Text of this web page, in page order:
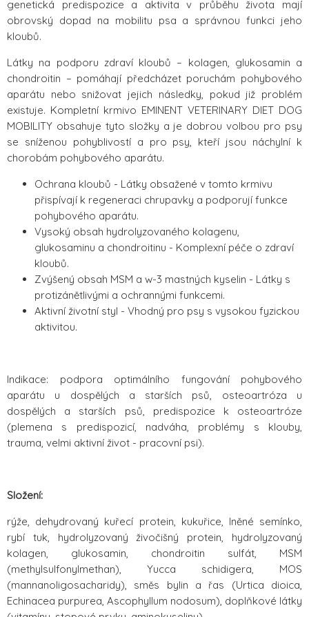
genetická predispozice a aktivita v průběhu života mají
obrovský dopad na mobilitu psa a správnou funkci jeho
kloubů.
Látky na podporu zdraví kloubů – kolagen, glukosamin a
chondroitin – pomáhají předcházet poruchám pohybového
aparátu nebo snižovat jejich následky, pokud již problém
existuje. Kompletní krmivo EMINENT VETERINARY DIET DOG
MOBILITY obsahuje tyto složky a je dobrou volbou pro psy
se sníženou pohyblivostí a pro psy, kteří jsou náchylní k
chorobám pohybového aparátu.
Ochrana kloubů - Látky obsažené v tomto krmivu
přispívají k regeneraci chrupavky a podporují funkce
pohybového aparátu.
Vysoký obsah hydrolyzovaného kolagenu,
glukosaminu a chondroitinu - Komplexní péče o zdraví
kloubů.
Zvýšený obsah MSM a w-3 mastných kyselin - Látky s
protizánětlivými a ochrannými funkcemi.
Aktivní životní styl - Vhodný pro psy s vysokou fyzickou
aktivitou.
Indikace: podpora optimálního fungování pohybového
aparátu u dospělých a starších psů, osteoartróza u
dospělých a starších psů, predispozice k osteoartróze
(plemena s predispozicí, nadváha, problémy s klouby,
trauma, velmi aktivní život - pracovní psi).
Složení:
rýže, dehydrovaný kuřecí protein, kukuřice, lněné semínko,
rybí tuk, hydrolyzovaný živočišný protein, hydrolyzovaný
kolagen, glukosamin, chondroitin sulfát, MSM
(methylsulfonylmethan), Yucca schidigera, MOS
(mannanoligosacharidy), směs bylin a řas (Urtica dioica,
Echinacea purpurea, Ascophyllum nodosum), doplňkové látky